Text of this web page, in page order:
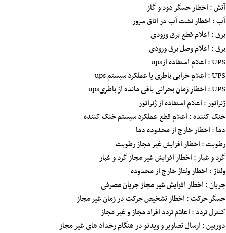
آتش : اخطار حسگر دود و گاز
آب : اخطار نشت آب در اتاق سرور
برق : اعلام قطع برق ورودی
برق : اعلام وصل برق ورودی
UPS : اعلام استفاده ازups
UPS : اعلام خرابی باطری یا عملکرد سیستم ups
UPS : اخطار زمان بحرانی باقی مانده از باطریups
ژنراتور : اعلام استفاده از ژنراتور
خنک کننده : اعلام قطع عملکرد سیستم خنک کننده
دما : اخطار خارج از محدوده دما
رطوبت : اخطار افزایش غیر مجاز رطوبت
گرد و غبار : اخطار افزایش غیر مجاز گرد و غبار
ولتاژ : اخطار ولتاژ خارج از محدوده
جریان : اخطار افزایش غیر مجاز جریان مصرفی
حسگر حرکت : اخطار تشخیص حرکت در زمان غیر مجاز
کنترل تردد : اعلام تردد افراد مجاز و غیر مجاز
دوربین : ارسال تصاویر و ویدئو در هنگام رخداد های غیر مجاز